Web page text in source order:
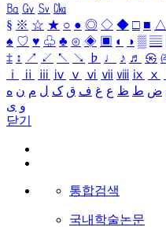
㏃ ㏉ ㏜ ㏆
§ ※ ☆ ★ ○ ● ◎ ◇ ◆ □ ■ △
♠ ♡ ♥ ♧ ♣ ⊙ ◈ ▣ ◐ ◑ ▒ ▤
‡ ↕ ↗ ↙ ↖ ↘ ♭ ♩ ♪ ♬ ㉿
ⅰ
ⅱ ⅲ ⅳ ⅴ ⅵ ⅶ ⅷ ⅸ ⅹ
ض ط ظ ع غ ف ق ک ل م ن ه
و ی
닫기
통합검색
국내학술논문